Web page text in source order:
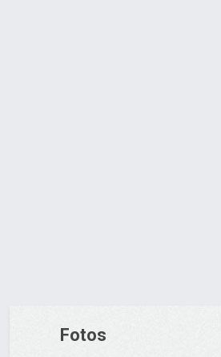
Fotos